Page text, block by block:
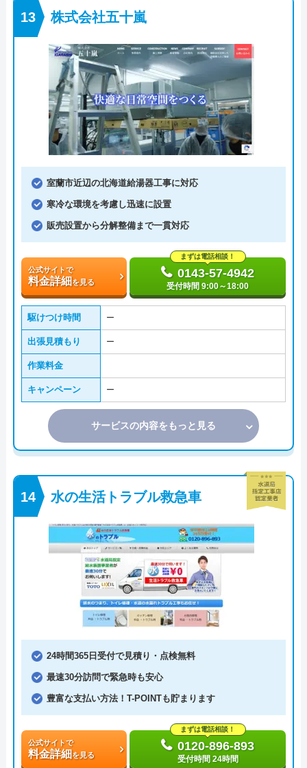
株式会社五十嵐
室蘭市近辺の北海道給湯器工事に対応
寒冷な環境を考慮し迅速に設置
販売設置から分解整備まで一貫対応
公式サイトで
料金詳細を見る
まずは電話相談！
0143-57-4942
受付時間 9:00～18:00
駆けつけ時間 ー
出張見積もり ー
作業料金
キャンペーン ー
サービスの内容をもっと見る
水の生活トラブル救急車
24時間365日受付で見積り・点検無料
最速30分訪問で緊急時も安心
豊富な支払い方法！T-POINTも貯まります
公式サイトで
料金詳細を見る
まずは電話相談！
0120-896-893
受付時間 24時間